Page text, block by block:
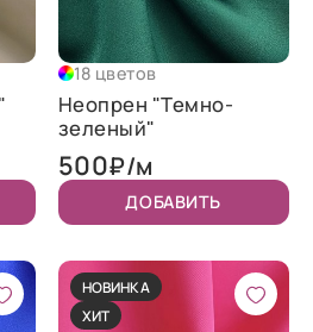
18 цветов
Неопрен "Темно-
зеленый"
500₽/м
ДОБАВИТЬ
НОВИНКА
ХИТ